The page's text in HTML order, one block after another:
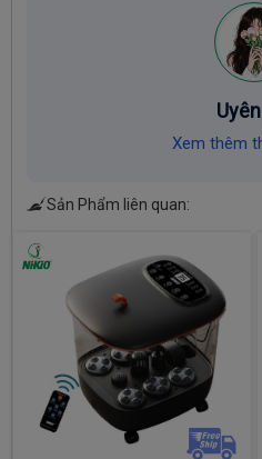
Xem thêm
Sản Phẩm liên quan: